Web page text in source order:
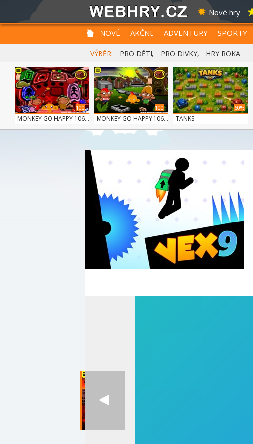
Nové hry
NOVÉ AKČNÉ ADVENTURY SPORTY
VÝBĚR: PRO DĚTI, PRO DIVKY, HRY ROKA
100
MONKEY GO HAPPY 106...
100
MONKEY GO HAPPY 106...
60%
TANKS